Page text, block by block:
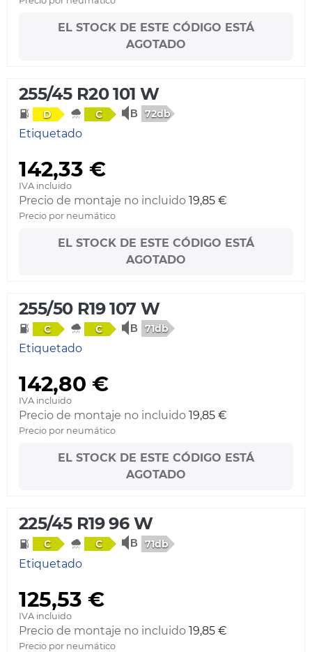
EL STOCK DE ESTE CÓDIGO ESTÁ
AGOTADO
255/45 R20 101 W
D C 72db
Etiquetado
142,33 €
IVA incluido
Precio de montaje no incluido 19,85 €
Precio por neumático
EL STOCK DE ESTE CÓDIGO ESTÁ
AGOTADO
255/50 R19 107 W
C C 71db
Etiquetado
142,80 €
IVA incluido
Precio de montaje no incluido 19,85 €
Precio por neumático
EL STOCK DE ESTE CÓDIGO ESTÁ
AGOTADO
225/45 R19 96 W
C C 71db
Etiquetado
125,53 €
IVA incluido
Precio de montaje no incluido 19,85 €
Precio por neumático